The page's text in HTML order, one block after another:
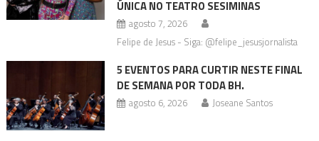
ÚNICA NO TEATRO SESIMINAS
agosto 7, 2026
Felipe de Jesus - Siga: @felipe_jesusjornalista
5 EVENTOS PARA CURTIR NESTE FINAL
DE SEMANA POR TODA BH.
agosto 6, 2026 Joseane Santos